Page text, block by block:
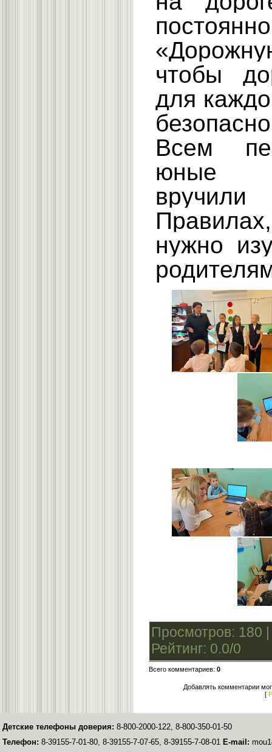
чтобы
для
Всем
юные
нужно
Просмотров: 180
Рейтинг: 0.0/0
Всего комментариев: 0
Добавлять комментарии
[
Детские телефоны доверия: 8-800-2000-122, 8-800-350-01-50
Телефон: 8-39155-7-01-80, 8-39155-7-07-65, 8-39155-7-08-01 E-mail: